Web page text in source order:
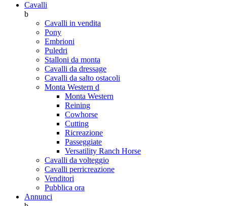
Cavalli
b
Cavalli in vendita
Pony
Embrioni
Puledri
Stalloni da monta
Cavalli da dressage
Cavalli da salto ostacoli
Monta Western d
Monta Western
Reining
Cowhorse
Cutting
Ricreazione
Passeggiate
Versatility Ranch Horse
Cavalli da volteggio
Cavalli perricreazione
Venditori
Pubblica ora
Annunci